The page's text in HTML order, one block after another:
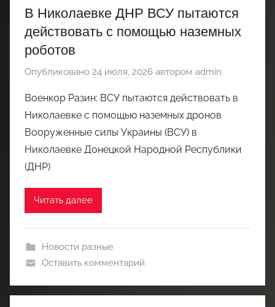
В Николаевке ДНР ВСУ пытаются
действовать с помощью наземных
роботов
Опубликовано 24 июля, 2026 автором admin
Военкор Разин: ВСУ пытаются действовать в
Николаевке с помощью наземных дронов
Вооруженные силы Украины (ВСУ) в
Николаевке Донецкой Народной Республики
(ДНР)
Читать далее
Новости разные
Оставить комментарий